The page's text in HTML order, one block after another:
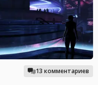
13 комментариев